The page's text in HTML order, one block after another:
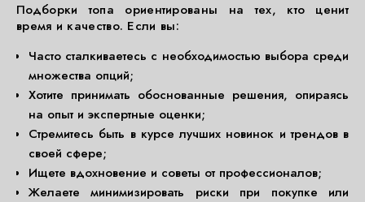
Подборки топа ориентированы на тех, кто ценит
время и качество. Если вы:
Часто сталкиваетесь с необходимостью выбора среди
множества опций;
Хотите принимать обоснованные решения, опираясь
на опыт и экспертные оценки;
Стремитесь быть в курсе лучших новинок и трендов в
своей сфере;
Ищете вдохновение и советы от профессионалов;
Желаете минимизировать риски при покупке или